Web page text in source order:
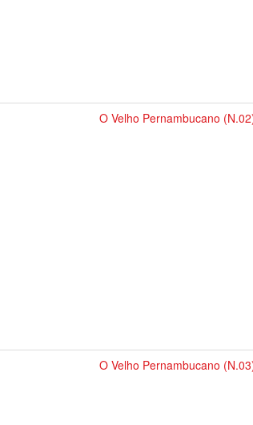
O Velho Pernambucano
O Velho Pernambucano